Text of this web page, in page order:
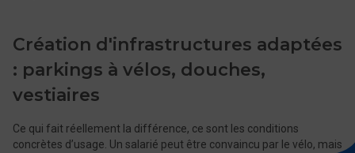
Création d'infrastructures adaptées
: parkings à vélos, douches,
vestiaires
Ce qui fait réellement la différence, ce sont les conditions
concrètes d’usage. Un salarié peut être convaincu par le vélo, mais